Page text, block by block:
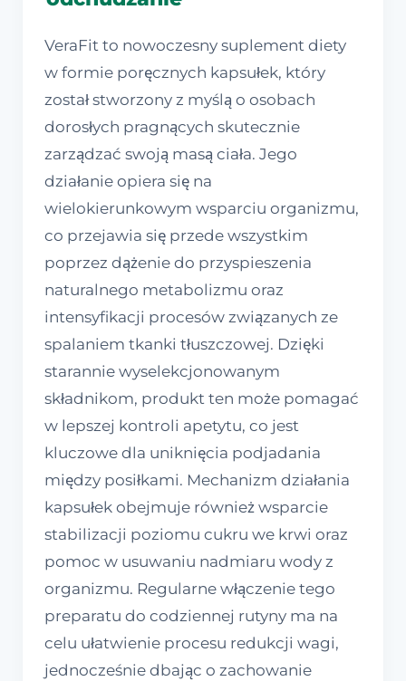
VeraFit to nowoczesny suplement diety
w formie poręcznych kapsułek, który
został stworzony z myślą o osobach
dorosłych pragnących skutecznie
zarządzać swoją masą ciała. Jego
działanie opiera się na
wielokierunkowym wsparciu organizmu,
co przejawia się przede wszystkim
poprzez dążenie do przyspieszenia
naturalnego metabolizmu oraz
intensyfikacji procesów związanych ze
spalaniem tkanki tłuszczowej. Dzięki
starannie wyselekcjonowanym
składnikom, produkt ten może pomagać
w lepszej kontroli apetytu, co jest
kluczowe dla uniknięcia podjadania
między posiłkami. Mechanizm działania
kapsułek obejmuje również wsparcie
stabilizacji poziomu cukru we krwi oraz
pomoc w usuwaniu nadmiaru wody z
organizmu. Regularne włączenie tego
preparatu do codziennej rutyny ma na
celu ułatwienie procesu redukcji wagi,
jednocześnie dbając o zachowanie